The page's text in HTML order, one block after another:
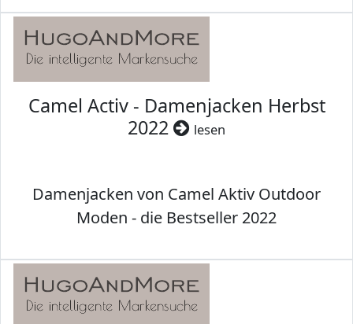
Camel Activ - Damenjacken Herbst
2022
lesen
Damenjacken von Camel Aktiv Outdoor
Moden - die Bestseller 2022